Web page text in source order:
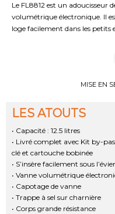
Le FL8812 est un adoucisseur
volumétrique électronique. Il
loge facilement dans les petits
MISE EN
LES ATOUTS
• Capacité : 12.5 litres
• Livré complet avec Kit by-
clé et cartouche bobinée
• S’insère facilement sous l’évier
• Vanne volumétrique
• Capotage de vanne
• Trappe à sel sur charnière
• Corps grande résistance